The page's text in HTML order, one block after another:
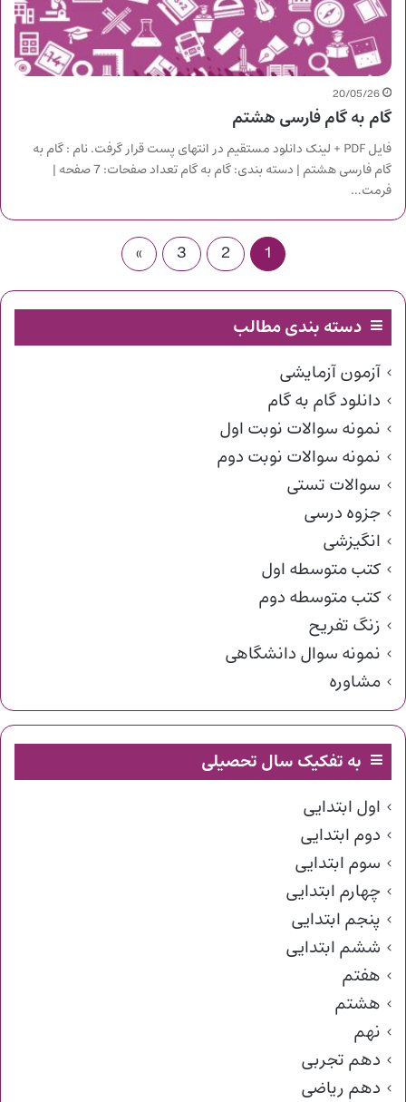
20/05/26
گام به گام فارسی هشتم
فایل PDF + لینک دانلود مستقیم در انتهای پست قرار گرفت. نام : گام به
گام فارسی هشتم | دسته بندی: گام به گام تعداد صفحات: 7 صفحه |
فرمت…
1
2
3
»
دسته بندی مطالب
آزمون آزمایشی
دانلود گام به گام
نمونه سوالات نوبت اول
نمونه سوالات نوبت دوم
سوالات تستی
جزوه درسی
انگیزشی
کتب متوسطه اول
کتب متوسطه دوم
زنگ تفریح
نمونه سوال دانشگاهی
مشاوره
به تفکیک سال تحصیلی
اول ابتدایی
دوم ابتدایی
سوم ابتدایی
چهارم ابتدایی
پنجم ابتدایی
ششم ابتدایی
هفتم
هشتم
نهم
دهم تجربی
دهم ریاضی